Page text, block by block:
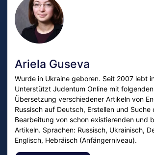
Ariela Guseva
Wurde in Ukraine geboren. Seit 2007 lebt
Unterstützt Judentum Online mit
Übersetzung verschiedener Artikeln von
Russisch auf Deutsch, Erstellen und Suche
Bearbeitung von schon existierenden und
Artikeln. Sprachen: Russisch, Ukrainisch,
Englisch, Hebräisch (Anfängerniveau).